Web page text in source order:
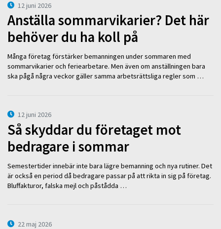
12 juni 2026
Anställa sommarvikarier? Det här
behöver du ha koll på
Många företag förstärker bemanningen under sommaren med
sommarvikarier och feriearbetare. Men även om anställningen bara
ska pågå några veckor gäller samma arbetsrättsliga regler som …
12 juni 2026
Så skyddar du företaget mot
bedragare i sommar
Semestertider innebär inte bara lägre bemanning och nya rutiner. Det
är också en period då bedragare passar på att rikta in sig på företag.
Bluffakturor, falska mejl och påstådda …
22 maj 2026